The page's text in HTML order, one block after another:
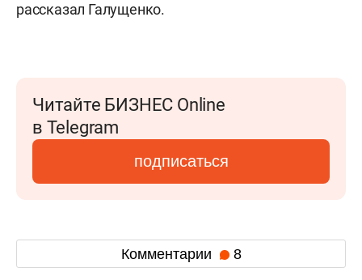
рассказал Галущенко.
Читайте БИЗНЕС Online
в Telegram
подписаться
Комментарии 8